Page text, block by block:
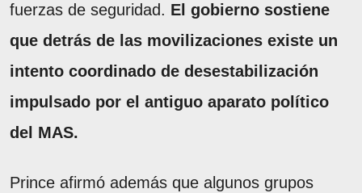
fuerzas de seguridad. El gobierno sostiene
que detrás de las movilizaciones existe un
intento coordinado de desestabilización
impulsado por el antiguo aparato político
del MAS.
Prince afirmó además que algunos grupos